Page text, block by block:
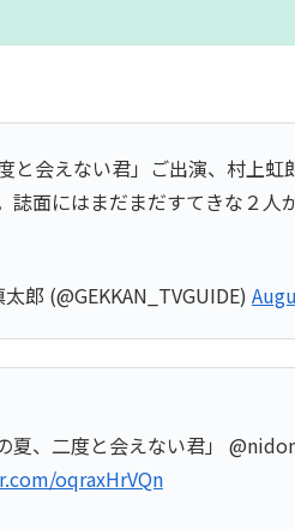
と会えない君」ご出演、村
にはまだまだすてきな２人
郎 (@GEKKAN_TVGUIDE)
、二度と会えない君」
oqraxHrVQn